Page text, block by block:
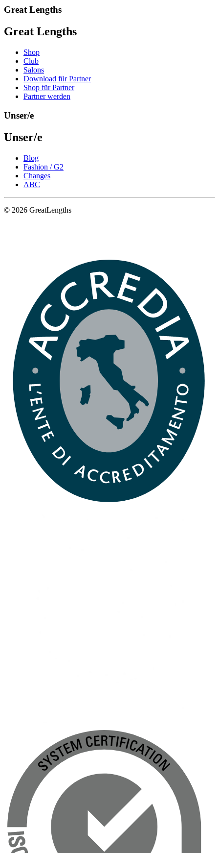
Great Lengths
Great Lengths
Shop
Club
Salons
Download für Partner
Shop für Partner
Partner werden
Unser/e
Unser/e
Blog
Fashion / G2
Changes
ABC
© 2026 GreatLengths